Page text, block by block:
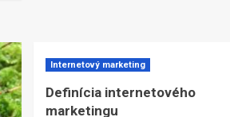
Internetový marketing
Definícia internetového
marketingu